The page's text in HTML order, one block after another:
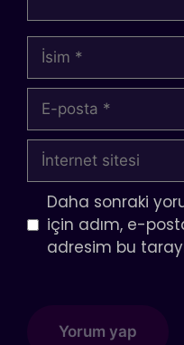
İsim
posta
İnternet
sitesi
Daha sonraki
için adım, e-
adresim bu